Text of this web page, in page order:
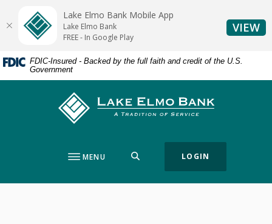
Skip
content
Skip
Acrobat
Reader
or
higher
FDIC-Insured - Backed by the full faith and credit of the U.S.
Government
Lake Elmo Bank
MENU LOGIN
Lake Elmo Bank Mobile App
Lake Elmo Bank
FREE - In Google Play
VIEW